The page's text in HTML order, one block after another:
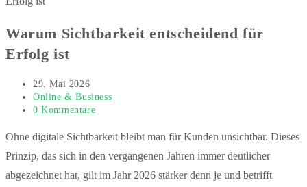
Warum Sichtbarkeit entscheidend für
Erfolg ist
Beitrag
veröffentlicht:
29. Mai 2026
Beitrags-
Kategorie:
Online & Business
Beitrags-
0 Kommentare
Ohne digitale Sichtbarkeit bleibt man für Kunden unsichtbar. Dieses
Prinzip, das sich in den vergangenen Jahren immer deutlicher
abgezeichnet hat, gilt im Jahr 2026 stärker denn je und betrifft